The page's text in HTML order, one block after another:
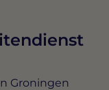
Groningen